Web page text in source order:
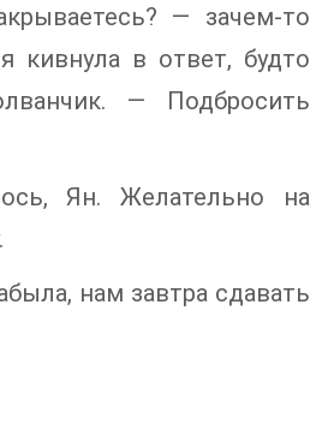
— зачем-то
кивнула в ответ, будто
— Подбросить
Ян. Желательно на
нам завтра сдавать